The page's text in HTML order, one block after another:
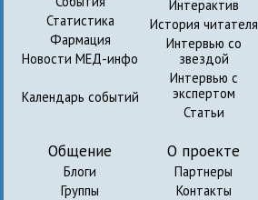
Статистика
Фармация
Новости МЕД-инфо
Календарь событий
Интерактив
История читателя
Интервью со
звездой
Интервью с
экспертом
Статьи
Общение
Блоги
Группы
О проекте
Партнеры
Контакты